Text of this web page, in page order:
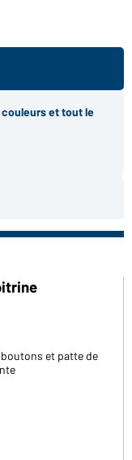
et tout le
et patte de